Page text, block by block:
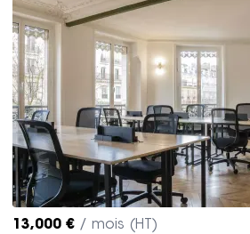
13,000 € / mois (HT)